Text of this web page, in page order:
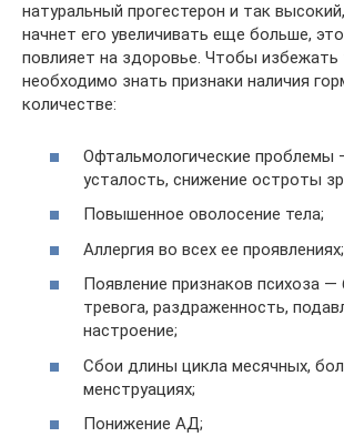
натуральный прогестерон и так
начнет его увеличивать еще больше,
повлияет на здоровье. Чтобы избежать
необходимо знать признаки наличия
количестве:
Офтальмологические проблемы
усталость, снижение остроты
Повышенное оволосение тела;
Аллергия во всех ее проявлениях;
Появление признаков психоза —
тревога, раздраженность,
настроение;
Сбои длины цикла месячных,
менструациях;
Понижение АД;